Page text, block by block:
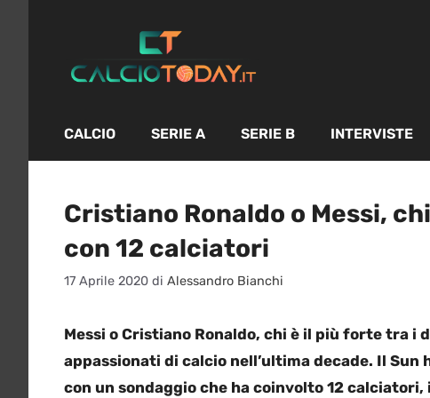
contenuto
CALCIO SERIE A SERIE B INTERVISTE
Cristiano Ronaldo o Messi,
con 12 calciatori
17 Aprile 2020 di Alessandro Bianchi
Messi o Cristiano Ronaldo, chi è il più forte tra i
appassionati di calcio nell’ultima decade. Il
con un sondaggio che ha coinvolto 12